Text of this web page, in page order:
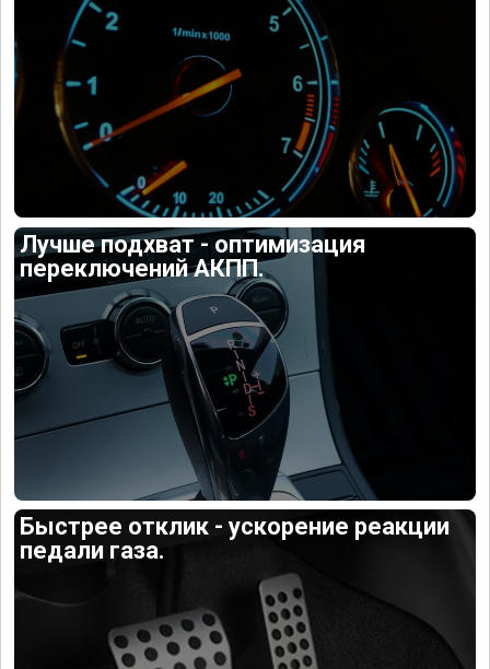
Лучше подхват - оптимизация
переключений АКПП.
Быстрее отклик - ускорение реакции
педали газа.